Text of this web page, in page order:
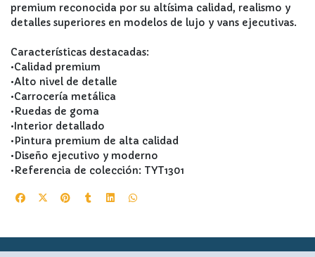
premium reconocida por su altísima calidad, realismo y
detalles superiores en modelos de lujo y vans ejecutivas.
Características destacadas:
•Calidad premium
•Alto nivel de detalle
•Carrocería metálica
•Ruedas de goma
•Interior detallado
•Pintura premium de alta calidad
•Diseño ejecutivo y moderno
•Referencia de colección: TYT1301